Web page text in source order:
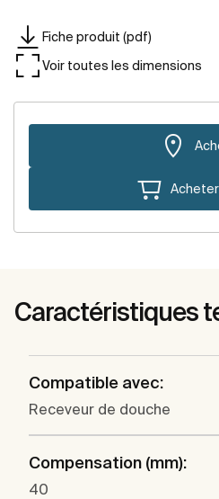
Fiche produit (pdf)
Voir toutes les dimensions
Caractéristiques
Compatible avec:
Receveur de douche
Compensation (mm):
40